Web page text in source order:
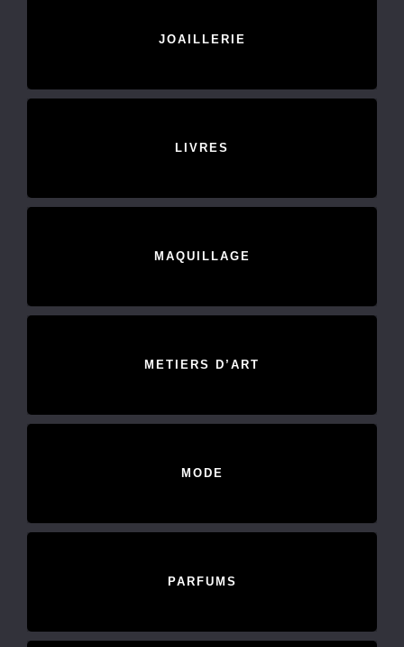
JOAILLERIE
LIVRES
MAQUILLAGE
METIERS D’ART
MODE
PARFUMS